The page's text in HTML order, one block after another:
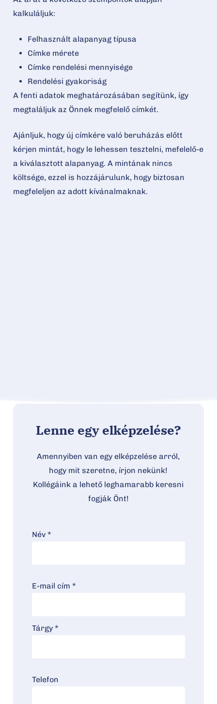
kalkuláljuk:
Felhasznált alapanyag típusa
Címke mérete
Címke rendelési mennyisége
Rendelési gyakoriság
A fenti adatok meghatározásában segítünk, így
megtaláljuk az Önnek megfelelő címkét.
Ajánljuk, hogy új címkére való beruházás előtt
kérjen mintát, hogy le lehessen tesztelni, mefelelő-e
a kiválasztott alapanyag. A mintának nincs
költsége, ezzel is hozzájárulunk, hogy biztosan
megfeleljen az adott kívánalmaknak.
Lenne egy elképzelése?
Amennyiben van egy elképzelése arról,
hogy mit szeretne, írjon nekünk!
Kollégáink a lehető leghamarabb keresni
fogják Önt!
Név *
E-mail cím *
Tárgy *
Telefon